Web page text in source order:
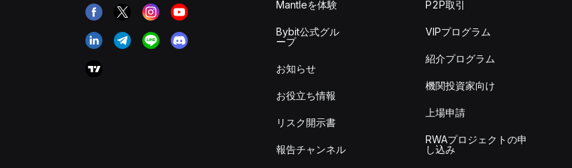
Mantleを体験
Bybit公式グル
ープ
お知らせ
お役立ち情報
リスク開示書
報告チャンネル
P2P取引
VIPプログラム
紹介プログラム
機関投資家向け
上場申請
RWAプロジェクトの申
し込み